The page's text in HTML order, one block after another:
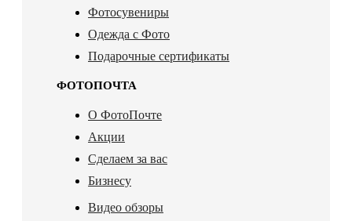
Фотосувениры
Одежда с Фото
Подарочные сертификаты
ФОТОПОЧТА
О ФотоПочте
Акции
Сделаем за вас
Бизнесу
Видео обзоры